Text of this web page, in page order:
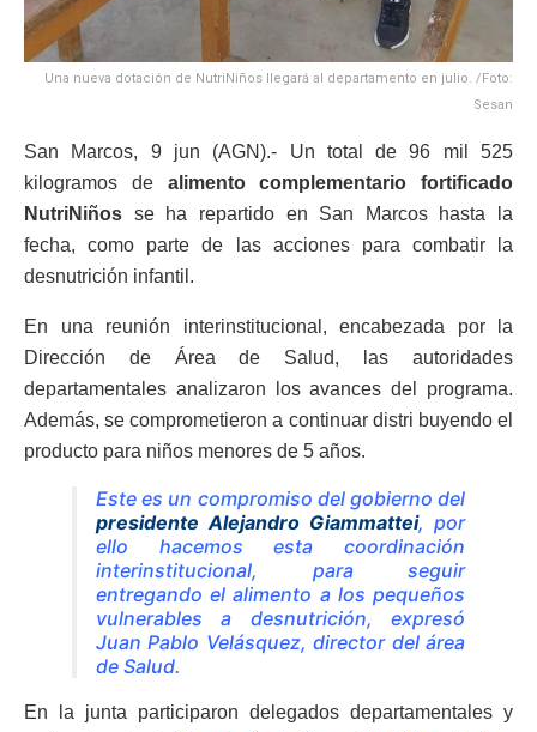
Una nueva dotación de NutriNiños llegará al departamento en julio. /Foto:
Sesan
San Marcos, 9 jun (AGN).- Un total de 96 mil 525
kilogramos dealimento complementario fortificado
NutriNiños se ha repartido en San Marcos hasta la
fecha, como parte de las acciones para combatir la
desnutrición infantil.
En una reunión interinstitucional, encabezada por la
Dirección de Área de Salud, las autoridades
departamentales analizaron los avances del programa.
Además, se comprometieron a continuar distri buyendo el
producto para niños menores de 5 años.
Este es un compromiso del gobierno del
presidente Alejandro Giammattei, por
ello hacemos esta coordinación
interinstitucional, para seguir
entregando el alimento a los pequeños
vulnerables a desnutrición, expresó
Juan Pablo Velásquez, director del área
de Salud.
En la junta participaron delegados departamentales y